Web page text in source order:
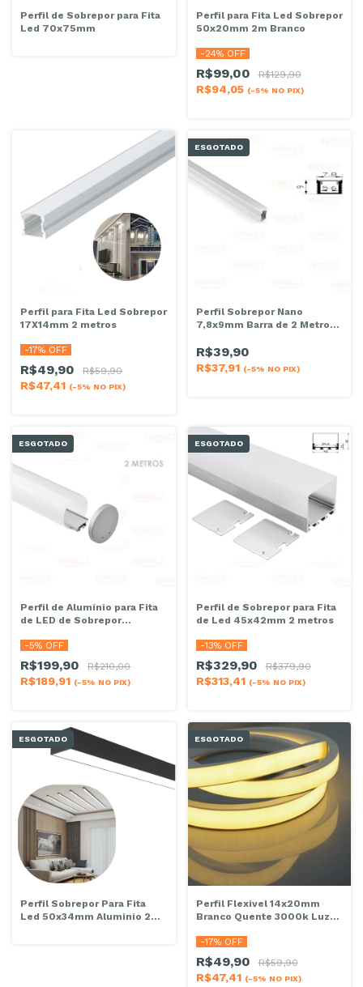
Perfil de Sobrepor para Fita
Led 70x75mm
Perfil para Fita Led Sobrepor
50x20mm 2m Branco
-24% OFF
R$99,00 R$129,90
R$94,05 (-5% NO PIX)
Perfil para Fita Led Sobrepor
17X14mm 2 metros
-17% OFF
R$49,90 R$59,90
R$47,41 (-5% NO PIX)
ESGOTADO
Perfil Sobrepor Nano
7,8x9mm Barra de 2 Metros
R$39,90
R$37,91 (-5% NO PIX)
ESGOTADO
Perfil de Alumínio para Fita
de LED de Sobrepor
-5% OFF
R$199,90 R$210,00
R$189,91 (-5% NO PIX)
ESGOTADO
Perfil de Sobrepor para Fita
de Led 45x42mm 2 metros
-13% OFF
R$329,90 R$379,90
R$313,41 (-5% NO PIX)
ESGOTADO
Perfil Sobrepor Para Fita
Led 50x34mm Aluminio 2
ESGOTADO
Perfil Flexivel 14x20mm
Branco Quente 3000k Luz
-17% OFF
R$49,90 R$59,90
R$47,41 (-5% NO PIX)